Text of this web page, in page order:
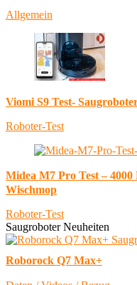
Allgemein
Viomi S9 Test-
Roboter-Test
Midea M7 Pro Test –
Wischmop
Roboter-Test
Saugroboter Neuheiten
Roborock Q7 Max+